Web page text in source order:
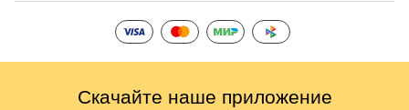
Скачайте наше приложение